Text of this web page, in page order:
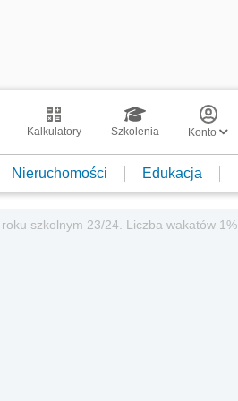
Kalkulatory Szkolenia Konto
Nieruchomości Edukacja
szkolnym 23/24. Liczba wakatów 1%